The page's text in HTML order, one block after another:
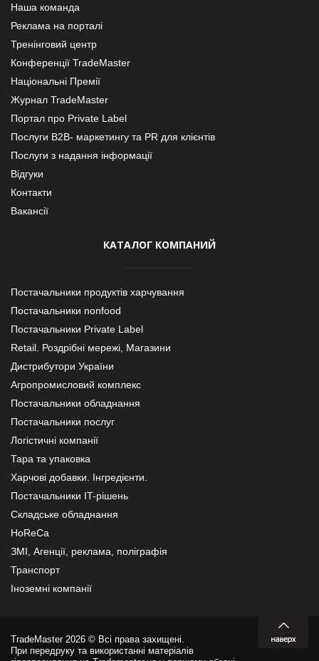
Наша команда
Реклама на порталі
Тренінговий центр
Конференції TradeMaster
Національні Премії
Журнал TradeMaster
Портал про Private Label
Послуги В2В- маркетингу та PR для клієнтів
Послуги з надання інформації
Відгуки
Контакти
Вакансії
КАТАЛОГ КОМПАНИЙ
Постачальники продуктів харчування
Постачальники nonfood
Постачальники Private Label
Retail. Роздрібні мережі, Магазини
Дистрибутори України
Агропромисловий комплекс
Постачальники обладнання
Постачальники послуг
Логістичні компанії
Тара та упаковка
Харчові добавки. Інгредієнти.
Постачальники IT-рішень
Складське обладнання
HoReCa
ЗМІ, Агенції, реклама, поліграфія
Транспорт
Іноземні компанії
TradeMaster 2026 © Всі права захищені.
При передруку та використанні матеріалів